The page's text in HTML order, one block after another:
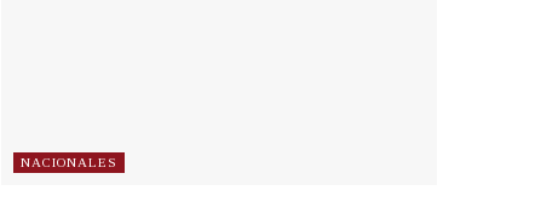
NACIONALES